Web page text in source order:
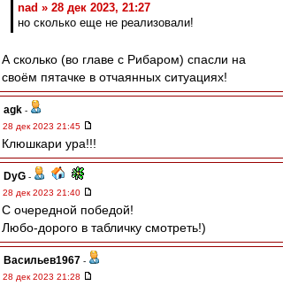
nad » 28 дек 2023, 21:27
но сколько еще не реализовали!
А сколько (во главе с Рибаром) спасли на
своём пятачке в отчаянных ситуациях!
agk -
28 дек 2023 21:45
Клюшкари ура!!!
DyG -
28 дек 2023 21:40
С очередной победой!
Любо-дорого в табличку смотреть!)
Васильев1967 -
28 дек 2023 21:28